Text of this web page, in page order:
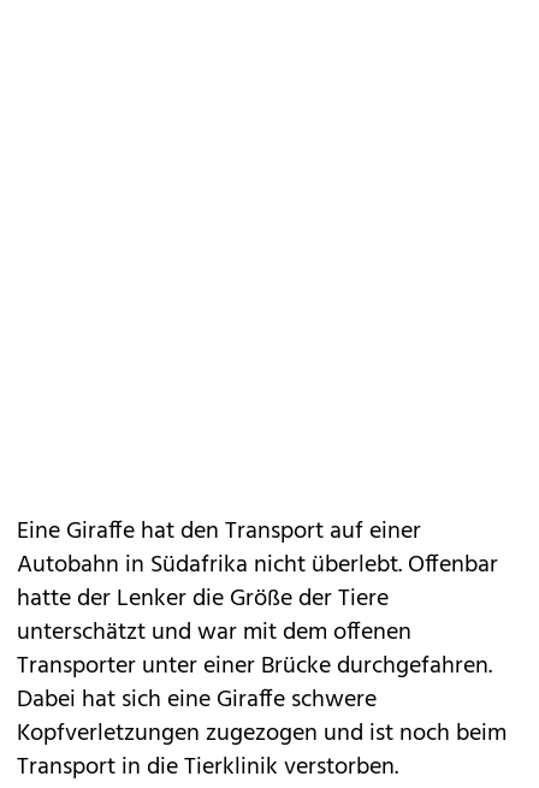
Eine Giraffe hat den Transport auf einer
Autobahn in Südafrika nicht überlebt. Offenbar
hatte der Lenker die Größe der Tiere
unterschätzt und war mit dem offenen
Transporter unter einer Brücke durchgefahren.
Dabei hat sich eine Giraffe schwere
Kopfverletzungen zugezogen und ist noch beim
Transport in die Tierklinik verstorben.